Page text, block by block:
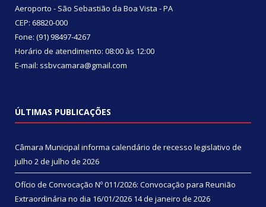
Aeroporto - São Sebastião da Boa Vista - PA
CEP: 68820-000
Fone: (91) 98497-4267
Horário de atendimento: 08:00 às 12:00
E-mail: ssbvcamara@gmail.com
ÚLTIMAS PUBLICAÇÕES
Câmara Municipal informa calendário de recesso legislativo de
julho 2 de julho de 2026
Ofício de Convocação Nº 011/2026: Convocação para Reunião
Extraordinária no dia 16/01/2026 14 de janeiro de 2026